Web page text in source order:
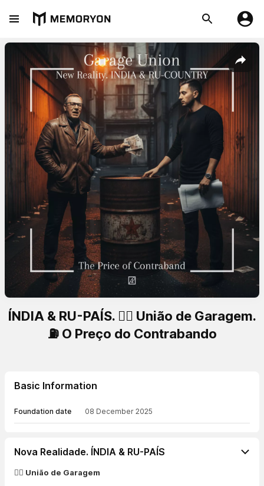
ÍNDIA & RU-PAÍS. 🏴‍☠️ União de Garagem.
⛽ O Preço do Contrabando
Basic Information
Foundation date 08 December 2025
Nova Realidade. ÍNDIA & RU-PAÍS
🏴‍☠️ União de Garagem